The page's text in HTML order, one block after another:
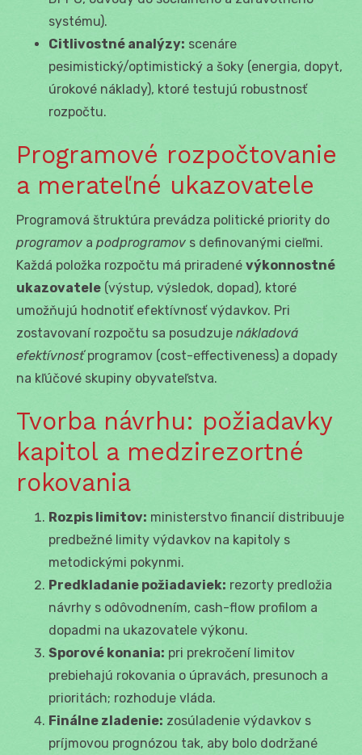
systému).
Citlivostné analýzy: scenáre
pesimistický/optimistický a šoky (energia, dopyt,
úrokové náklady), ktoré testujú robustnosť
rozpočtu.
Programové rozpočtovanie
a merateľné ukazovatele
Programová štruktúra prevádza politické priority do
programov a podprogramov s definovanými cieľmi.
Každá položka rozpočtu má priradené výkonnostné
ukazovatele (výstup, výsledok, dopad), ktoré
umožňujú hodnotiť efektívnosť výdavkov. Pri
zostavovaní rozpočtu sa posudzuje nákladová
efektívnosťprogramov (cost-effectiveness) a dopady
na kľúčové skupiny obyvateľstva.
Tvorba návrhu: požiadavky
kapitol a medzirezortné
rokovania
Rozpis limitov: ministerstvo financií distribuuje
predbežné limity výdavkov na kapitoly s
metodickými pokynmi.
Predkladanie požiadaviek: rezorty predložia
návrhy s odôvodnením, cash-flow profilom a
dopadmi na ukazovatele výkonu.
Sporové konania: pri prekročení limitov
prebiehajú rokovania o úpravách, presunoch a
prioritách; rozhoduje vláda.
Finálne zladenie: zosúladenie výdavkov s
príjmovou prognózou tak, aby bolo dodržané